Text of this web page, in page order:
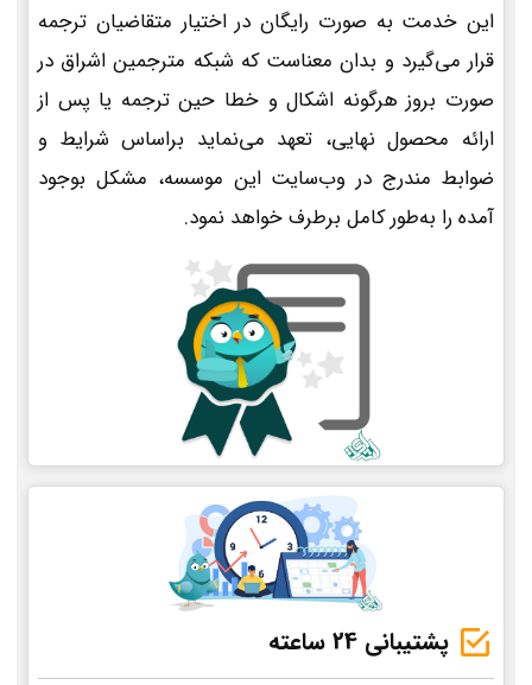
این خدمت به صورت رایگان در اختیار متقاضیان ترجمه
قرار می‌گیرد و بدان معناست که شبکه مترجمین اشراق در
صورت بروز هرگونه اشکال و خطا حین ترجمه یا پس از
ارائه محصول نهایی، تعهد می‌نماید براساس شرایط و
ضوابط مندرج در وب‌سایت این موسسه، مشکل بوجود
آمده را به‌طور کامل برطرف خواهد نمود.
پشتیبانی 24 ساعته